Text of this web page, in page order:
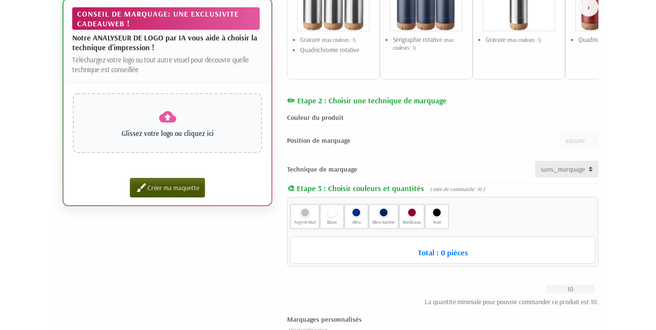
CONSEIL DE MARQUAGE: UNE EXCLUSIVITE
CADEAUWEB !
Notre ANALYSEUR DE LOGO par IA vous aide à choisir la
technique d'impression !
Téléchargez votre logo ou tout autre visuel pour découvrir quelle
technique est conseillée
Glissez votre logo ou cliquez ici
brushCréer ma maquette
Gravure (max couleurs : 1)
Quadrichromie rotative
Sérigraphie rotative (max
couleurs : 1)
Gravure (max couleurs : 1) Quadrichromie (Sublimation)
›
Etape 2 : Choisir une technique de marquage
Couleur du produit
Position de marquage
Technique de marquage
Etape 3 : Choisir couleurs et quantités ( mini de commande: 10 )
Argent Mat Blanc Bleu Bleu marine Bordeaux Noir
Total : 0pièces
La quantité minimale pour pouvoir commander ce produit est 10.
Marquages personnalisés